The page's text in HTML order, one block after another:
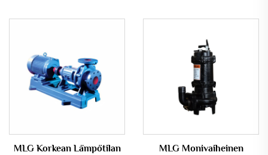
ruostumattomasta
hv uppopumppu
MLG Korkean Lämpötilan
MLG Monivaiheinen